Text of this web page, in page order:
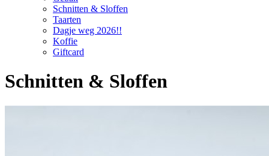
Schnitten & Sloffen
Taarten
Dagje weg 2026!!
Koffie
Giftcard
Schnitten & Sloffen